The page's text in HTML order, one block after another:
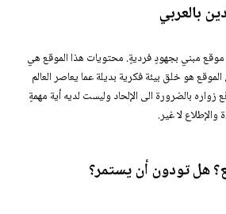
بالعربي
موقع مبني بجهودٍ فرديةٍ. محتويات هذا الموقع هي
هو خلق بيئة فكرية بديلة عما يعاصر العالم
زواره بالضرورة الى الإلحاد وليست لديه أية مهمةٍ
والإطلاع لا غير.
هل تودون أن يستمر؟